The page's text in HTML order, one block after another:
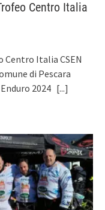
Centro Italia
Centro Italia CSEN
di Pescara
2024 [...]